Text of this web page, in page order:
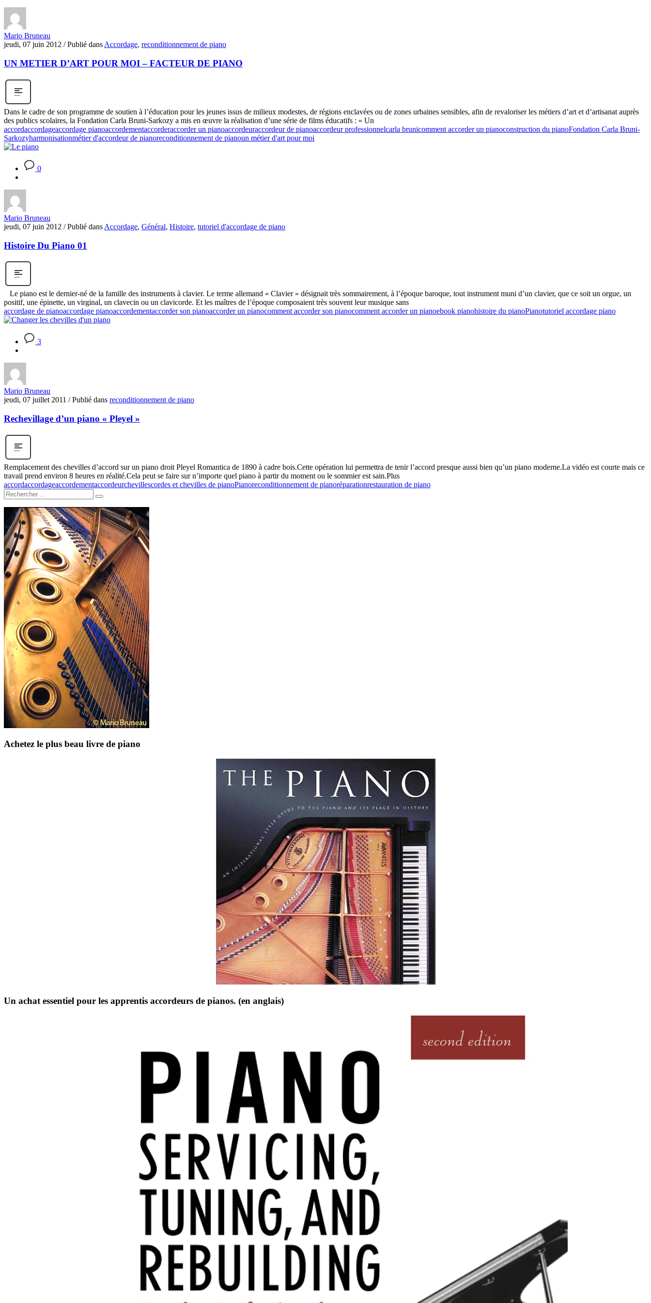
Mario Bruneau
jeudi, 07 juin 2012 / Publié dansAccordage, reconditionnement de piano
UN METIER D’ART POUR MOI – FACTEUR DE PIANO
Dans le cadre de son programme de soutien à l’éducation pour les jeunes issus de milieux modestes, de régions enclavées ou de zones urbaines sensibles, afin de revaloriser les métiers d’art et d’artisanat auprès
des publics scolaires, la Fondation Carla Bruni-Sarkozy a mis en œuvre la réalisation d’une série de films éducatifs : « Un
accordaccordageaccordage pianoaccordementaccorderaccorder un pianoaccordeuraccordeur de pianoaccordeur professionnelcarla brunicomment accorder un pianoconstruction du pianoFondation Carla Bruni-
Sarkozyharmonisationmétier d'accordeur de pianoreconditionnement de pianoun métier d'art pour moi
0
Mario Bruneau
jeudi, 07 juin 2012 / Publié dans Accordage, Général, Histoire, tutoriel d'accordage de piano
Histoire Du Piano 01
Le piano est le dernier-né de la famille des instruments à clavier. Le terme allemand « Clavier » désignait très sommairement, à l’époque baroque, tout instrument muni d’un clavier, que ce soit un orgue, un
positif, une épinette, un virginal, un clavecin ou un clavicorde. Et les maîtres de l’époque composaient très souvent leur musique sans
accordage de pianoaccordage pianoaccordementaccorder son pianoaccorder un pianocomment accorder son pianocomment accorder un pianoebook pianohistoire du pianoPianotutoriel accordage piano
3
Mario Bruneau
jeudi, 07 juillet 2011 / Publié dans reconditionnement de piano
Rechevillage d’un piano « Pleyel »
Remplacement des chevilles d’accord sur un piano droit Pleyel Romantica de 1890 à cadre bois.Cette opération lui permettra de tenir l’accord presque aussi bien qu’un piano moderne.La vidéo est courte mais ce
travail prend environ 8 heures en réalité.Cela peut se faire sur n’importe quel piano à partir du moment ou le sommier est sain.Plus
accordaccordageaccordementaccordeurchevillescordes et chevilles de pianoPianoreconditionnement de pianoréparationrestauration de piano
Achetez le plus beau livre de piano
Un achat essentiel pour les apprentis accordeurs de pianos. (en anglais)